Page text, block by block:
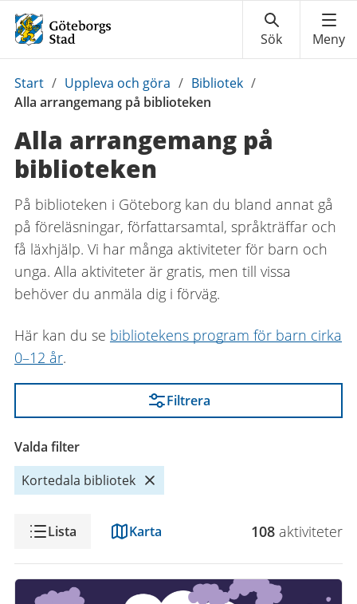
Du
är
Start / Uppleva och göra / Bibliotek /
Alla arrangemang på biblioteken
Alla arrangemang på
biblioteken
På biblioteken i Göteborg kan du bland annat gå
på föreläsningar, författarsamtal, språkträffar och
få läxhjälp. Vi har många aktiviteter för barn och
unga. Alla aktiviteter är gratis, men till vissa
behöver du anmäla dig i förväg.
Här kan du se bibliotekens program för barn cirka
0–12 år.
Filtrera
Valda filter
Kortedala bibliotek
VisningLista Karta 108 aktiviteter